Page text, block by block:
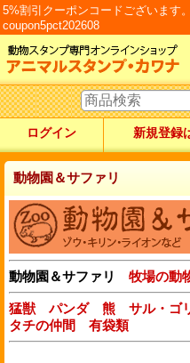
5%割引クーポンコードございます
coupon5pct202608
ログイン 新規登録
動物園＆サファリ
動物園＆サファリ 牧場の動
猛獣 パンダ 熊 サル・ゴ
タチの仲間
有袋類